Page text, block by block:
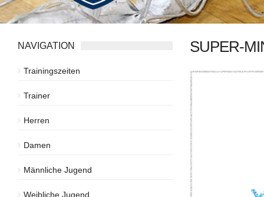
NAVIGATION
Trainingszeiten
Trainer
Herren
Damen
Männliche Jugend
Weibliche Jugend
SUPER-